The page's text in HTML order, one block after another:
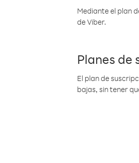
Mediante el plan
de Viber.
Planes de
El plan de
bajas, sin tener